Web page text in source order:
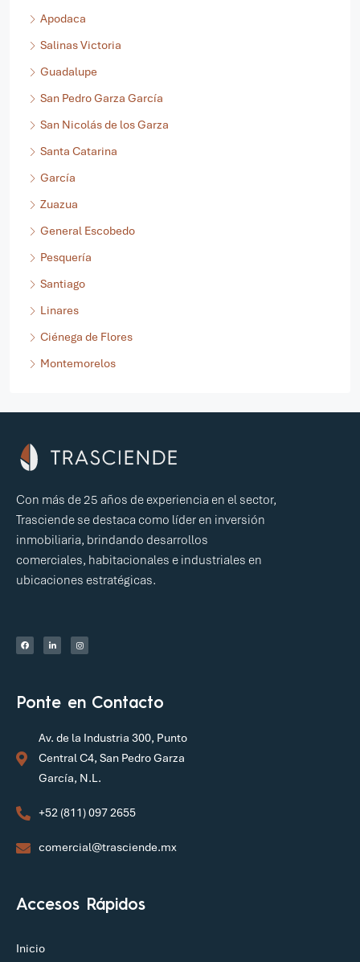
Apodaca
Salinas Victoria
Guadalupe
San Pedro Garza García
San Nicolás de los Garza
Santa Catarina
García
Zuazua
General Escobedo
Pesquería
Santiago
Linares
Ciénega de Flores
Montemorelos
Con más de 25 años de experiencia en el sector,
Trasciende se destaca como líder en inversión
inmobiliaria, brindando desarrollos
comerciales, habitacionales e industriales en
ubicaciones estratégicas.
Ponte en Contacto
Av. de la Industria 300, Punto
Central C4, San Pedro Garza
García, N.L.
+52 (811) 097 2655
comercial@trasciende.mx
Accesos Rápidos
Inicio